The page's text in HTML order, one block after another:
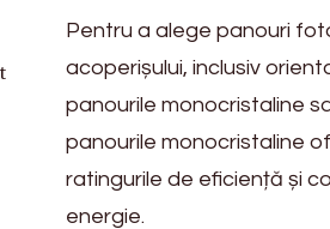
Pentru a alege panouri
acoperișului, inclusiv
panourile monocristaline
panourile monocristaline
ratingurile de eficiență și
energie.